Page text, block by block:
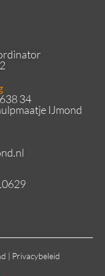
34
IJmond
| Privacybeleid